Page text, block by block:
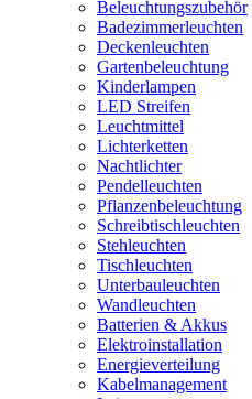
Beleuchtungszubehör
Badezimmerleuchten
Deckenleuchten
Gartenbeleuchtung
Kinderlampen
LED Streifen
Leuchtmittel
Lichterketten
Nachtlichter
Pendelleuchten
Pflanzenbeleuchtung
Schreibtischleuchten
Stehleuchten
Tischleuchten
Unterbauleuchten
Wandleuchten
Batterien & Akkus
Elektroinstallation
Energieverteilung
Kabelmanagement